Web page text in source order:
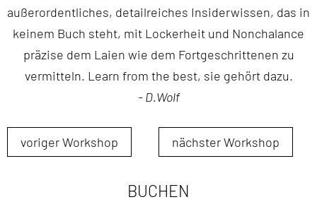
außerordentliches, detailreiches Insiderwissen, das in
keinem Buch steht, mit Lockerheit und Nonchalance
präzise dem Laien wie dem Fortgeschrittenen zu
vermitteln. Learn from the best, sie gehört dazu.
- D.Wolf
voriger Workshop nächster Workshop
BUCHEN